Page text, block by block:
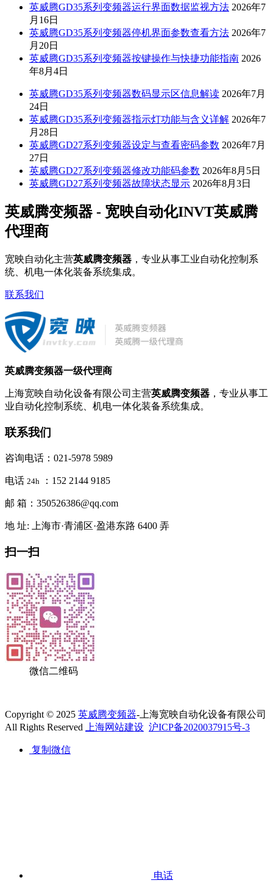
英威腾GD35系列变频器运行界面数据监视方法 2026年7
月16日
英威腾GD35系列变频器停机界面参数查看方法 2026年7
月20日
英威腾GD35系列变频器按键操作与快捷功能指南 2026
年8月4日
英威腾GD35系列变频器数码显示区信息解读 2026年7月
24日
英威腾GD35系列变频器指示灯功能与含义详解 2026年7
月28日
英威腾GD27系列变频器设定与查看密码参数 2026年7月
27日
英威腾GD27系列变频器修改功能码参数 2026年8月5日
英威腾GD27系列变频器故障状态显示 2026年8月3日
英威腾变频器 - 宽映自动化INVT英威腾
代理商
宽映自动化主营英威腾变频器 ，专业从事工业自动化控制系
统、机电一体化装备系统集成。
联系我们
英威腾变频器一级代理商
上海宽映自动化设备有限公司主营英威腾变频器 ，专业从事工
业自动化控制系统、机电一体化装备系统集成。
联系我们
咨询电话：021-5978 5989
电话 24h ：152 2144 9185
邮 箱：350526386@qq.com
地 址: 上海市·青浦区·盈港东路 6400 弄
扫一扫
微信二维码
Copyright © 2025 英威腾变频器-上海宽映自动化设备有限公司
All Rights Reserved
上海网站建设 沪ICP备2020037915号-3
复制微信
电话